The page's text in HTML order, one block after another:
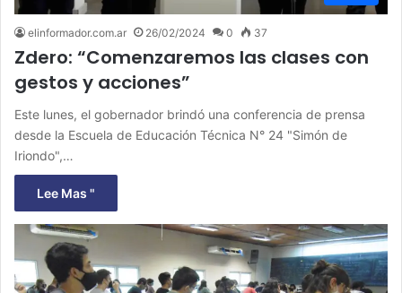
elinformador.com.ar 26/02/2024 0 37
Zdero: “Comenzaremos las clases con
gestos y acciones”
Este lunes, el gobernador brindó una conferencia de prensa
desde la Escuela de Educación Técnica N° 24 "Simón de
Iriondo",…
Lee Mas "